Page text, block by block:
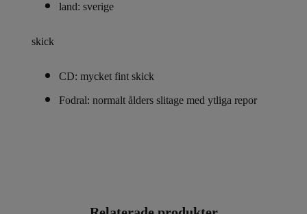
land: sverige
skick
CD: mycket fint skick
Fodral: normalt ålders slitage med ytliga repor